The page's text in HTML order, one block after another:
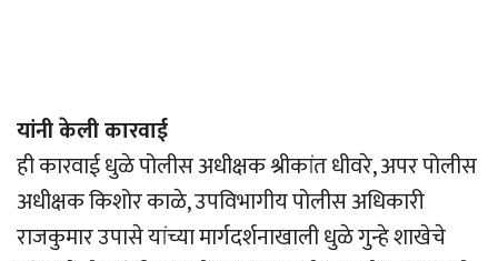
यांनी केली कारवाई
ही कारवाई धुळे पोलीस अधीक्षक श्रीकांत धीवरे, अपर पोलीस
अधीक्षक किशोर काळे, उपविभागीय पोलीस अधिकारी
राजकुमार उपासे यांच्या मार्गदर्शनाखाली धुळे गुन्हे शाखेचे